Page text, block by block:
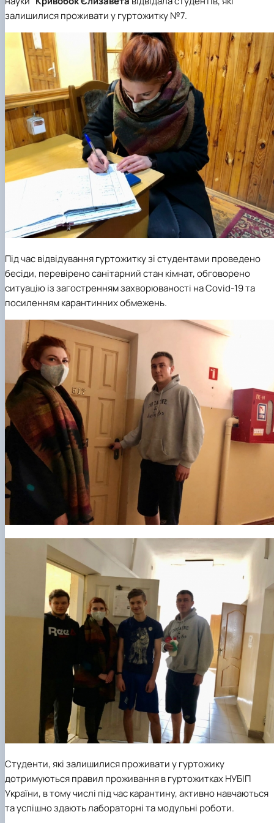
залишилися проживати у гуртожитку №7.
Під час відвідування гуртожитку зі студентами проведено
бесіди, перевірено санітарний стан кімнат, обговорено
ситуацію із загостренням захворюваності на Covid-19 та
посиленням карантинних обмежень.
Студенти, які залишилися проживати у гуртожику
дотримуються правил проживання в гуртожитках НУБІП
України, в тому числі під час карантину, активно навчаються
та успішно здають лабораторні та модульні роботи.